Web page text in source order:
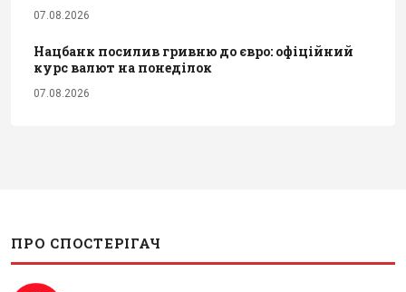
07.08.2026
Нацбанк посилив гривню до євро: офіційний
курс валют на понеділок
07.08.2026
ПРО СПОСТЕРІГАЧ